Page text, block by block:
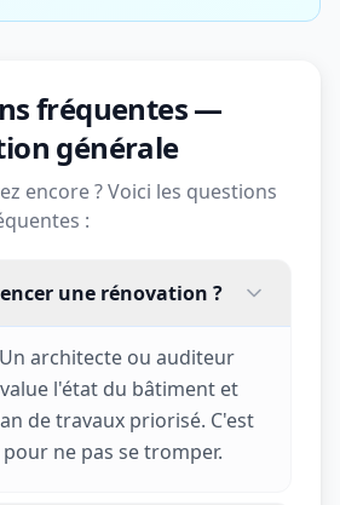
fréquentes —
générale
encore ? Voici les questions
:
une rénovation ?
architecte ou auditeur
l'état du bâtiment et
de travaux priorisé. C'est
ne pas se tromper.